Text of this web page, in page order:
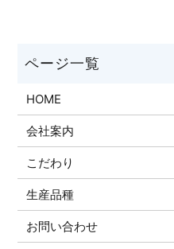
HOME
会社案内
こだわり
生産品種
お問い合わせ